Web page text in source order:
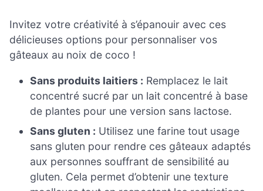
Invitez votre créativité à s’épanouir avec ces
délicieuses options pour personnaliser vos
gâteaux au noix de coco !
Sans produits laitiers : Remplacez le lait
concentré sucré par un lait concentré à base
de plantes pour une version sans lactose.
Sans gluten : Utilisez une farine tout usage
sans gluten pour rendre ces gâteaux adaptés
aux personnes souffrant de sensibilité au
gluten. Cela permet d’obtenir une texture